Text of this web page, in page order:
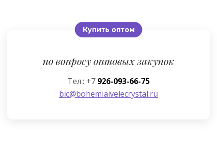
Купить оптом
по вопросу оптовых закупок
Тел.: +7 926-093-66-75
bic@bohemiaivelecrystal.ru